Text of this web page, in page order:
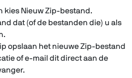
kies Nieuw Zip-bestand.
dat (of de bestanden die) u als
opslaan het nieuwe Zip-bestand
of e-mail dit direct aan de